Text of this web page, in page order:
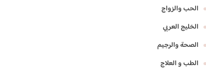
الحب والزواج
الخليج العربي
الصحة والرجيم
الطب و العلاج